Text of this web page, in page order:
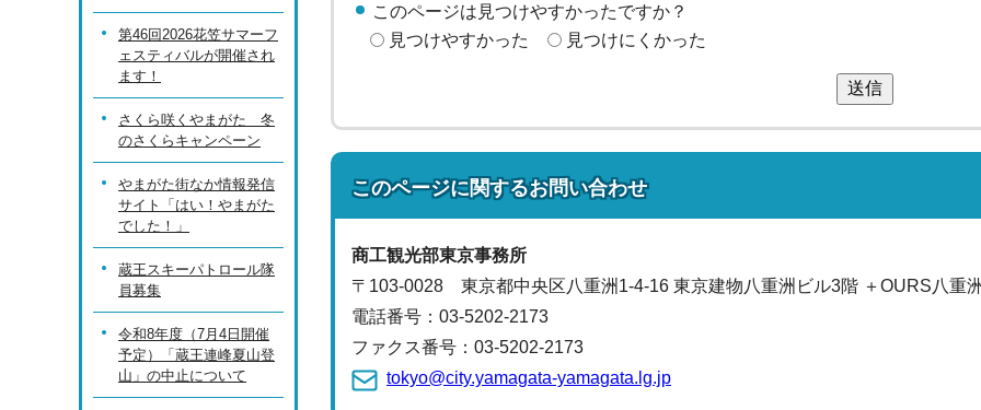
このページは見つけやすかったですか？
見つけやすかった
見つけにくかった
送信
このページに関するお問い合わせ
商工観光部東京事務所
〒103-0028 東京都中央区八重洲1-4-16 東京建物八重洲ビル3階 ＋OURS八重
電話番号： 03-5202-2173
ファクス番号：03-5202-2173
tokyo@city.yamagata-yamagata.lg.jp
第46回2026花笠サマーフ
ェスティバルが開催され
ます！
さくら咲くやまがた 冬
のさくらキャンペーン
やまがた街なか情報発信
サイト「はい！やまがた
でした！」
蔵王スキーパトロール隊
員募集
令和8年度（7月4日開催
予定）「蔵王連峰夏山登
山」の中止について